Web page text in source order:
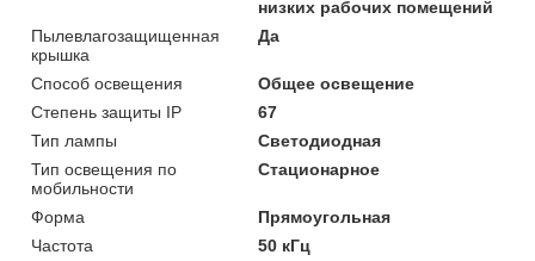
низких рабочих помещений
Пылевлагозащищенная
крышка
Да
Способ освещения
Общее освещение
Степень защиты IP
67
Тип лампы
Светодиодная
Тип освещения по
мобильности
Стационарное
Форма
Прямоугольная
Частота
50 кГц